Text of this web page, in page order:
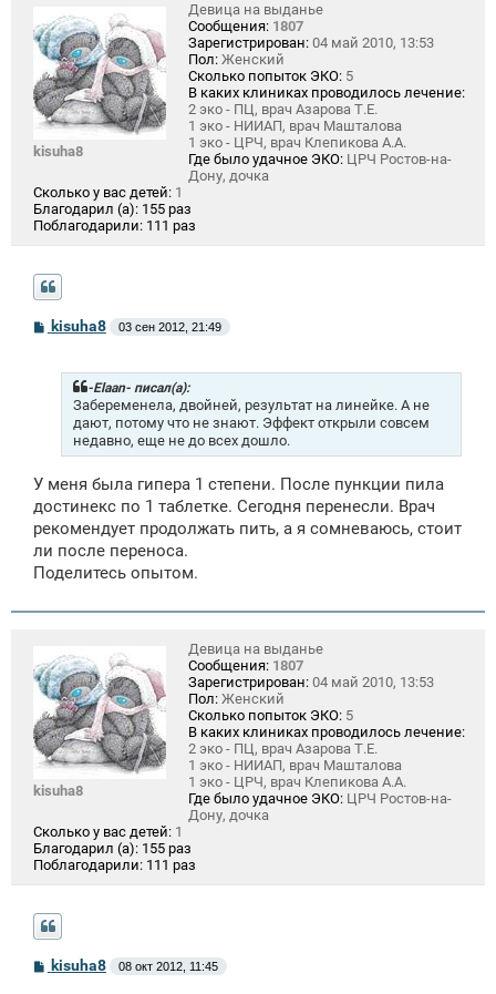
kisuha8
Девица на выданье
Сообщения: 1807
Зарегистрирован: 04 май 2010, 13:53
Пол: Женский
Сколько попыток ЭКО: 5
В каких клиниках проводилось лечение:
2 эко - ПЦ, врач Азарова Т.Е.
1 эко - НИИАП, врач Машталова
1 эко - ЦРЧ, врач Клепикова А.А.
Где было удачное ЭКО: ЦРЧ Ростов-на-
Дону, дочка
Сколько у вас детей: 1
Благодарил (а): 155 раз
Поблагодарили: 111 раз
Сkisuha8 03 сен 2012, 21:49
-Elaan- писал(а):
Забеременела, двойней, результат на линейке. А не
дают, потому что не знают. Эффект открыли совсем
недавно, еще не до всех дошло.
У меня была гипера 1 степени. После пункции пила
достинекс по 1 таблетке. Сегодня перенесли. Врач
рекомендует продолжать пить, а я сомневаюсь, стоит
ли после переноса.
Поделитесь опытом.
kisuha8
Девица на выданье
Сообщения: 1807
Зарегистрирован: 04 май 2010, 13:53
Пол: Женский
Сколько попыток ЭКО: 5
В каких клиниках проводилось лечение:
2 эко - ПЦ, врач Азарова Т.Е.
1 эко - НИИАП, врач Машталова
1 эко - ЦРЧ, врач Клепикова А.А.
Где было удачное ЭКО: ЦРЧ Ростов-на-
Дону, дочка
Сколько у вас детей: 1
Благодарил (а): 155 раз
Поблагодарили: 111 раз
С
о
kisuha8 08 окт 2012, 11:45